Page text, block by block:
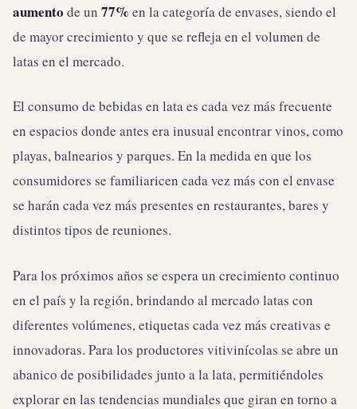
aumento de un 77% en la categoría de envases, siendo el
de mayor crecimiento y que se refleja en el volumen de
latas en el mercado.
El consumo de bebidas en lata es cada vez más frecuente
en espacios donde antes era inusual encontrar vinos, como
playas, balnearios y parques. En la medida en que los
consumidores se familiaricen cada vez más con el envase
se harán cada vez más presentes en restaurantes, bares y
distintos tipos de reuniones.
Para los próximos años se espera un crecimiento continuo
en el país y la región, brindando al mercado latas con
diferentes volúmenes, etiquetas cada vez más creativas e
innovadoras. Para los productores vitivinícolas se abre un
abanico de posibilidades junto a la lata, permitiéndoles
explorar en las tendencias mundiales que giran en torno a